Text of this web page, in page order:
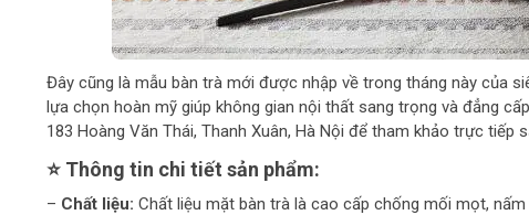
Đây cũng là mẫu bàn trà mới được nhập về trong tháng này của
lựa chọn hoàn mỹ giúp không gian nội thất sang trọng và đẳng
183 Hoàng Văn Thái, Thanh Xuân, Hà Nội để tham khảo trực tiếp
⭐ Thông tin chi tiết sản phẩm:
– Chất liệu: Chất liệu mặt bàn trà là cao cấp chống mối mọt,